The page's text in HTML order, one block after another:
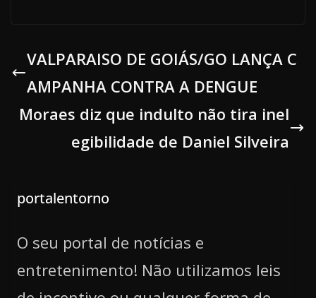
VALPARAISO DE GOIÁS/GO LANÇA C
AMPANHA CONTRA A DENGUE
Moraes diz que indulto não tira inel
egibilidade de Daniel Silveira
portalentorno
O seu portal de notícias e
entretenimento! Não utilizamos leis